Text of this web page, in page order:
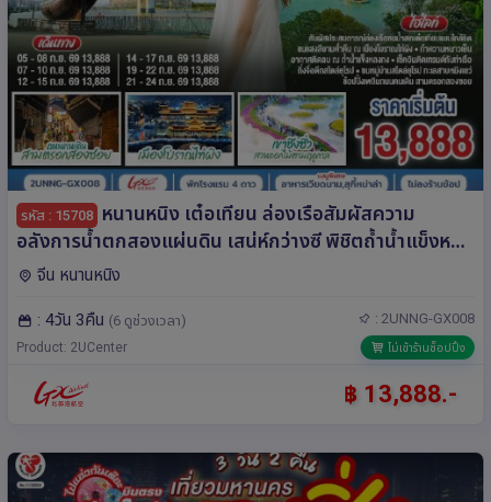
รหัส : 15708 หนานหนิง เต๋อเทียน ล่องเรือสัมผัสความ
อลังการน้ำตกสองแผ่นดิน เสน่ห์กว่างซี พิชิตถ้ำน้ำแข็งหลง
กง 4 วัน 3 คืน โดยสายการบิน Guangxi Beibu Gulfจีน หนานหนิง
: 4วัน 3คืน (6 ดูช่วงเวลา) : 2UNNG-GX008
Product: 2UCenter ไม่เข้าร้านช็อปปิ้ง
฿ 13,888.-